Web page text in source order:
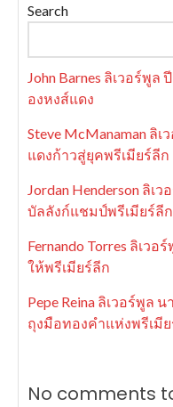
Search
John Barnes ลิเวอร์พู
องหงส์แดง
Steve McManaman ลิ
แดงก้าวสู่ยุคพรีเมียร์ลีก
Jordan Henderson ลิ
บัลลังก์แชมป์พรีเมียร์ลีก
Fernando Torres ลิเว
ให้พรีเมียร์ลีก
Pepe Reina ลิเวอร์พูล
ถุงมือทองคำแห่งพรีเมี
No comments